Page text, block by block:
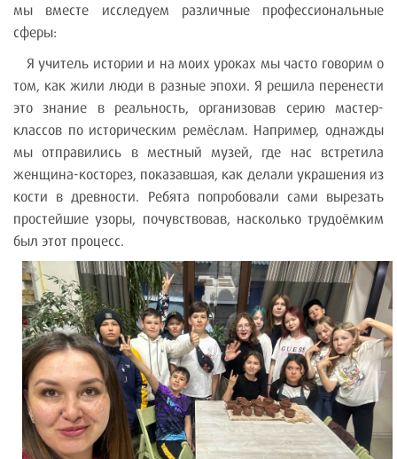
мы вместе исследуем различные профессиональные
сферы:
Я учитель истории и на моих уроках мы часто говорим о
том, как жили люди в разные эпохи. Я решила перенести
это знание в реальность, организовав серию мастер-
классов по историческим ремёслам. Например, однажды
мы отправились в местный музей, где нас встретила
женщина-косторез, показавшая, как делали украшения из
кости в древности. Ребята попробовали сами вырезать
простейшие узоры, почувствовав, насколько трудоёмким
был этот процесс.